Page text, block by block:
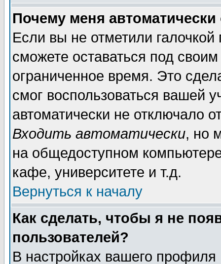
Почему меня автоматически
Если вы не отметили галочкой
сможете оставаться под
ограниченное время. Это
смог воспользоваться вашей
автоматически не отключало
Входить автоматически, но
на общедоступном
кафе, университете и т.д.
Вернуться к началу
Как сделать, чтобы я не
пользователей?
В настройках вашего